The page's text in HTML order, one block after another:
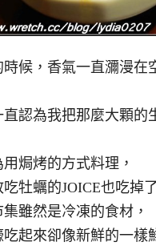
候，香氣一直瀰漫在
認為我把那麼大顆的
焗烤的方式料理，
牡蠣的JOICE也吃掉
雖然是冷凍的食材，
起來卻像新鮮的一樣